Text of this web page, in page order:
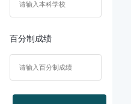
百分制成绩